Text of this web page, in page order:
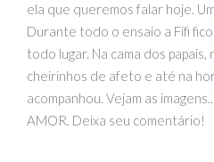
ela que queremos falar hoje.
Durante todo o ensaio a Fifi
todo lugar. Na cama dos papais,
cheirinhos de afeto e até na
acompanhou. Vejam as
AMOR. Deixa seu comentário!